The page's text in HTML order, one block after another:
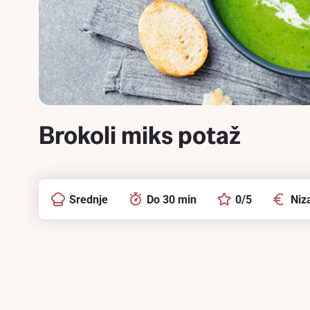
Brokoli miks potaž
Srednje Do 30 min 0/5